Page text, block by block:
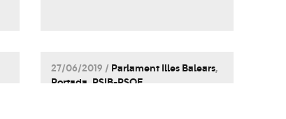
27/06/2019 / Parlament Illes Balears,
Portada
PSIB-PSOE